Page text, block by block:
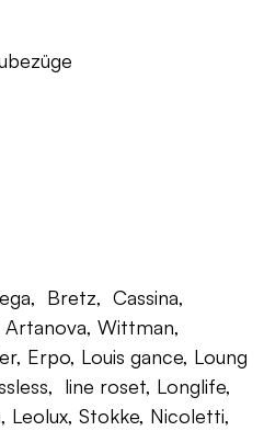
Bretz, Cassina,
Wittman,
Erpo, Louis gance, Loung
line roset, Longlife,
Leolux, Stokke, Nicoletti,